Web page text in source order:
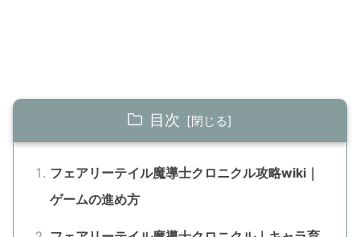
目次
フェアリーテイル魔導士クロニクル攻略wiki｜
ゲームの進め方